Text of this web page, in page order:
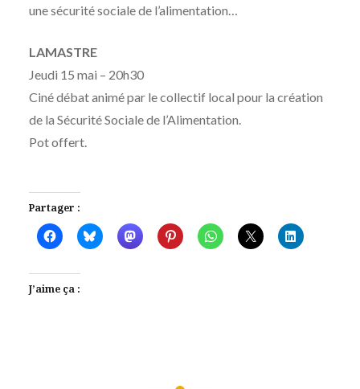
une sécurité sociale de l’alimentation…
LAMASTRE
Jeudi 15 mai – 20h30
Ciné débat animé par le collectif local pour la création
de la Sécurité Sociale de l’Alimentation.
Pot offert.
Partager :
J’aime ça :